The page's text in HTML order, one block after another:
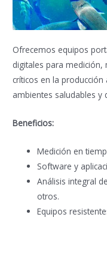
Ofrecemos equipos
digitales para
críticos en la
ambientes saludables y
Beneficios:
Medición en
Software y
Análisis integral
otros.
Equipos